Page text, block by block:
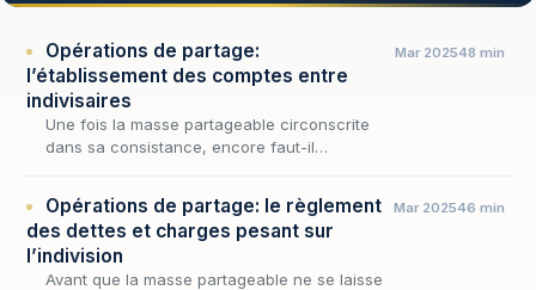
Opérations de partage:
l’établissement des comptes entre
indivisaires
Une fois la masse partageable circonscrite
dans sa consistance, encore faut-il
est l'of…
Mar 202548 min
Opérations de partage: le règlement
des dettes et charges pesant sur
l’indivision
Avant que la masse partageable ne se laisse
Mar 202546 min